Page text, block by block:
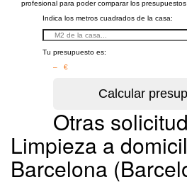
profesional para poder comparar los presupuestos
Indica los metros cuadrados de la casa:
Tu presupuesto es:
– €
Otras
Limpieza a
Barcelona